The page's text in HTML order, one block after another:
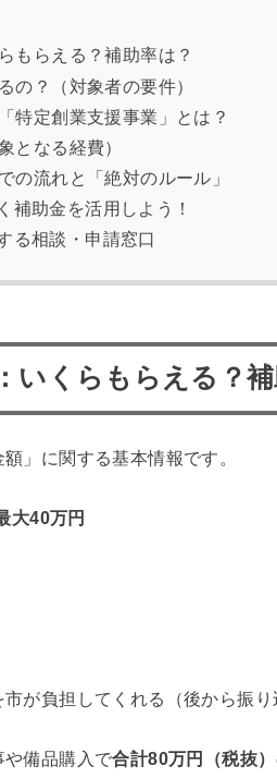
もらえる？補助率は？
の？（対象者の要件）
特定創業支援事業」とは？
となる経費）
の流れと「絶対のルール」
補助金を活用しよう！
る相談・申請窓口
いくらもらえる？補
」に関する基本情報です。
大40万円
が負担してくれる（後から振り
や備品購入で合計80万円（税抜